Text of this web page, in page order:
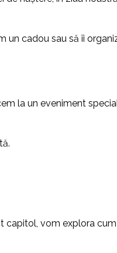
un cadou sau să îi
la un eveniment
capitol, vom explora